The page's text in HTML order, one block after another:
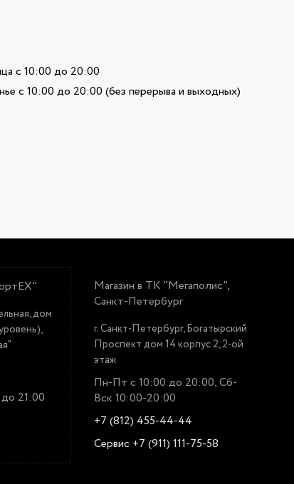
с 10:00 до 20:00
до 20:00 (без перерыва и выходных)
дом
21:00
Магазин в ТК "Мегаполис",
Санкт-Петербург
г. Санкт-Петербург, Богатырский
Проспект дом 14 корпус 2, 2-ой
этаж
Пн-Пт с 10:00 до 20:00, Сб-
Вск 10:00-20:00
+7 (812) 455-44-44
Сервис +7 (911) 111-75-58